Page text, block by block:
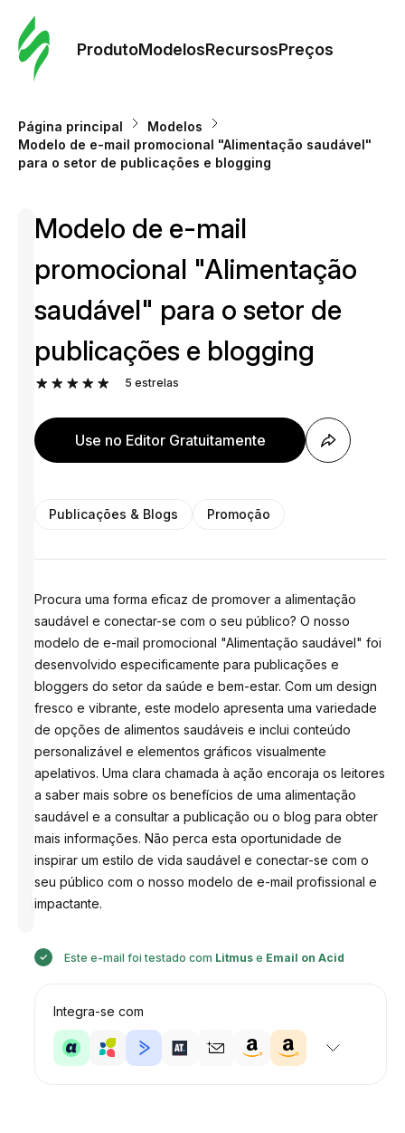
ProdutoModelosRecursosPreços
Página principal
Modelos
Modelo de e-mail promocional "Alimentação saudável"
para o setor de publicações e blogging
Desenhado
por
Anastasiia
Modelo de e-mail
promocional "Alimentação
saudável" para o setor de
publicações e blogging
5 estrelas
Use no Editor Gratuitamente
Publicações & Blogs Promoção
Procura uma forma eficaz de promover a alimentação
saudável e conectar-se com o seu público? O nosso
modelo de e-mail promocional "Alimentação saudável" foi
desenvolvido especificamente para publicações e
bloggers do setor da saúde e bem-estar. Com um design
fresco e vibrante, este modelo apresenta uma variedade
de opções de alimentos saudáveis e inclui conteúdo
personalizável e elementos gráficos visualmente
apelativos. Uma clara chamada à ação encoraja os leitores
a saber mais sobre os benefícios de uma alimentação
saudável e a consultar a publicação ou o blog para obter
mais informações. Não perca esta oportunidade de
inspirar um estilo de vida saudável e conectar-se com o
seu público com o nosso modelo de e-mail profissional e
impactante.
Este e-mail foi testado com Litmus e Email on Acid
Integra-se com